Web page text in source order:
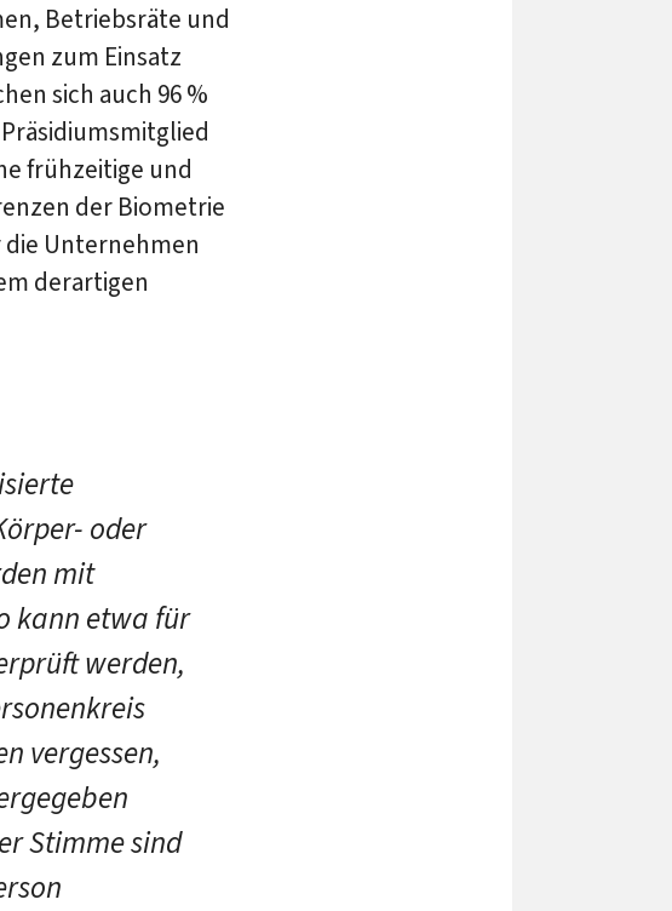
Betriebsräte und
zum Einsatz
sich auch 96 %
frühzeitige und
der Biometrie
Unternehmen
derartigen
oder
mit
kann etwa für
werden,
vergessen,
Stimme sind